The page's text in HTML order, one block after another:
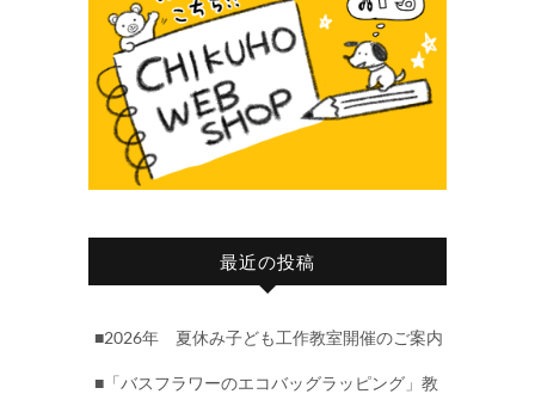
最近の投稿
■2026年 夏休み子ども工作教室開催のご案内
■「バスフラワーのエコバッグラッピング」教